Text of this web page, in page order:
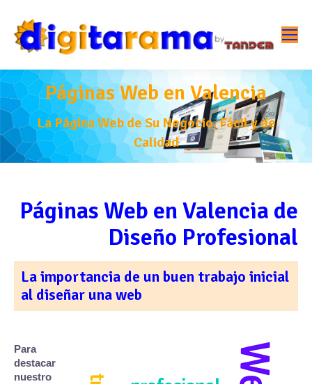
Páginas Web en Valencia
La Página Web de Su Negocio, Fácil y de
Calidad
Páginas Web en Valencia de
Diseño Profesional
La importancia de un buen trabajo inicial
al diseñar una web
Para
destacar
nuestro